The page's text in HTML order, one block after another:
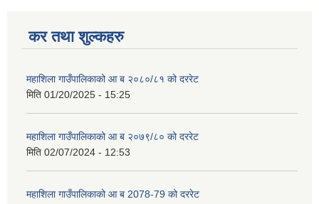
कर तथा शुल्कहरु
महाशिला गाउँपालिकाको आ ब २०८०/८१ को दररेट
मिति 01/20/2025 - 15:25
महाशिला गाउँपालिकाको आ ब २०७९/८० को दररेट
मिति 02/07/2024 - 12:53
महाशिला गाउँपालिकाको आ ब 2078-79 को दररेट